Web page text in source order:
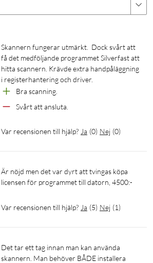
Skannern fungerar utmärkt.  Dock svårt att
få det medföljande programmet Silverfast att
hitta scannern. Krävde extra handpåläggning
i registerhantering och driver.
Bra scanning.
Svårt att ansluta.
Var recensionen till hjälp? Ja (0) Nej (0)
Är nöjd men det var dyrt att tvingas köpa
licensen för programmet till datorn, 4500:-
Var recensionen till hjälp? Ja (5) Nej (1)
Det tar ett tag innan man kan använda
skannern. Man behöver BÅDE installera